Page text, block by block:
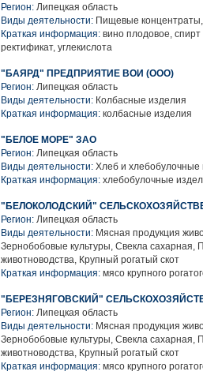
Регион: Липецкая область
Виды деятельности: Пищевые
Краткая информация: вино плодовое,
ректификат, углекислота
"БАЯРД" ПРЕДПРИЯТИЕ ВОИ (ООО)
Регион: Липецкая область
Виды деятельности: Колбасные изделия
Краткая информация: колбасные изделия
"БЕЛОЕ МОРЕ" ЗАО
Регион: Липецкая область
Виды деятельности: Хлеб и хлебобулочные
Краткая информация: хлебобулочные
"БЕЛОКОЛОДСКИЙ"
Регион: Липецкая область
Виды деятельности: Мясная продукция
Зернобобовые культуры, Свекла сахарная,
животноводства, Крупный рогатый скот
Краткая информация: мясо крупного
"БЕРЕЗНЯГОВСКИЙ"
Регион: Липецкая область
Виды деятельности: Мясная продукция
Зернобобовые культуры, Свекла сахарная,
животноводства, Крупный рогатый скот
Краткая информация: мясо крупного